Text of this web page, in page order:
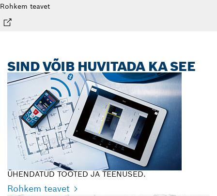
Rohkem teavet
SIND VÕIB HUVITADA KA SEE
ÜHENDATUD TOOTED JA TEENUSED.
Rohkem teavet